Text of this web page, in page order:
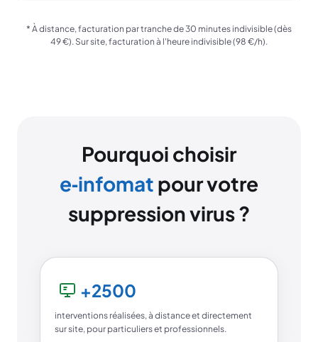
* À distance, facturation par tranche de 30 minutes indivisible (dès
49 €). Sur site, facturation à l'heure indivisible (98 €/h).
Pourquoi choisir
e‑infomat pour votre
suppression virus ?
+2500
interventions réalisées, à distance et directement
sur site, pour particuliers et professionnels.